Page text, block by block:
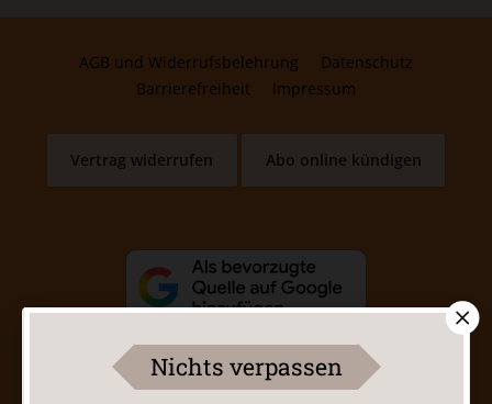
AGB und Widerrufsbelehrung
Datenschutz
Barrierefreiheit
Impressum
Vertrag widerrufen Abo online kündigen
Nichts verpassen